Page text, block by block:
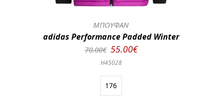
ΜΠΟΥΦΑΝ
adidas Performance Padded Winter
70.00€ 55.00€
H45028
176